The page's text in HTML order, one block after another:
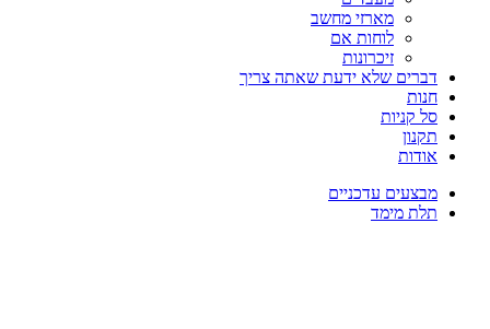
מארזי מחשב
לוחות אם
זיכרונות
דברים שלא ידעת שאתה צריך
חנות
סל קניות
תקנון
אודות
מבצעים עדכניים
תלת מימד